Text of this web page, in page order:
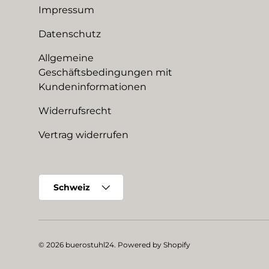
Impressum
Datenschutz
Allgemeine
Geschäftsbedingungen mit
Kundeninformationen
Widerrufsrecht
Vertrag widerrufen
Schweiz
© 2026 buerostuhl24. Powered by Shopify